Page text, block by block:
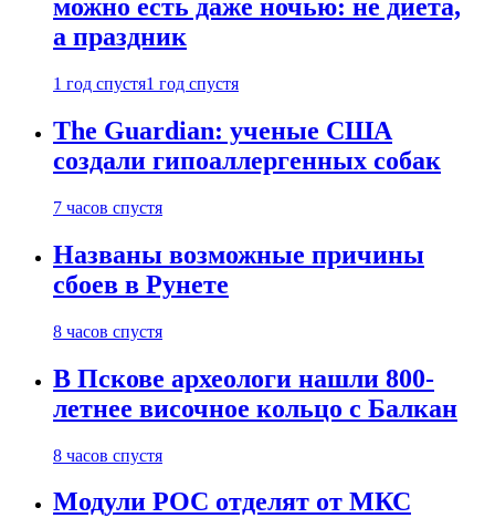
можно есть даже ночью: не диета,
а праздник
1 год спустя1 год спустя
The Guardian: ученые США
создали гипоаллергенных собак
7 часов спустя
Названы возможные причины
сбоев в Рунете
8 часов спустя
В Пскове археологи нашли 800-
летнее височное кольцо с Балкан
8 часов спустя
Модули РОС отделят от МКС